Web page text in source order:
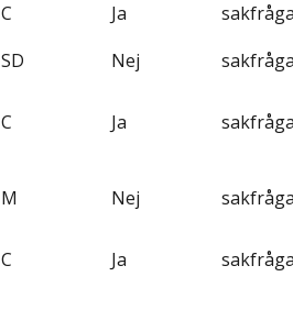
C Ja
SD Nej
C Ja
M Nej
C Ja